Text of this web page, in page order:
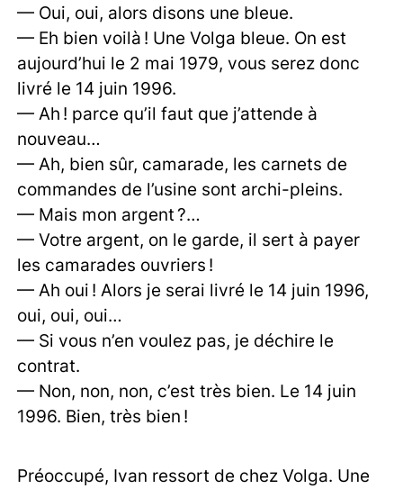
— Oui, oui, alors disons une bleue.
— Eh bien voilà ! Une Volga bleue. On est
aujourd’hui le 2 mai 1979, vous serez donc
livré le 14 juin 1996.
— Ah ! parce qu’il faut que j’attende à
nouveau…
— Ah, bien sûr, camarade, les carnets de
commandes de l’usine sont archi-pleins.
— Mais mon argent ?…
— Votre argent, on le garde, il sert à payer
les camarades ouvriers !
— Ah oui ! Alors je serai livré le 14 juin 1996,
oui, oui, oui…
— Si vous n’en voulez pas, je déchire le
contrat.
— Non, non, non, c’est très bien. Le 14 juin
1996. Bien, très bien !
Préoccupé, Ivan ressort de chez Volga. Une